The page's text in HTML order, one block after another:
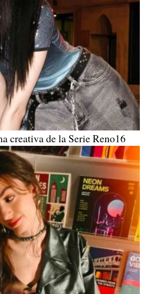
creativa de la Serie Reno16